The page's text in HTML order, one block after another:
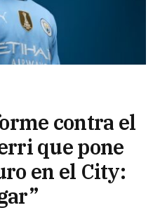
contra el
que pone
en el City: